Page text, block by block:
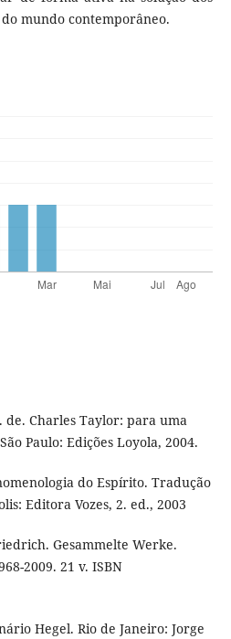
mundo contemporâneo.
de. Charles Taylor: para uma
Paulo: Edições Loyola, 2004.
do Espírito. Tradução
Editora Vozes, 2. ed., 2003
Gesammelte Werke.
2009. 21 v. ISBN
Hegel. Rio de Janeiro: Jorge